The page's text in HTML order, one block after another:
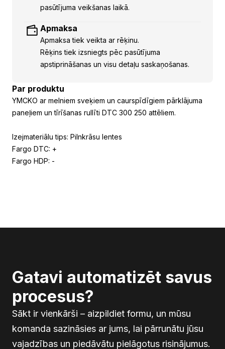
pasūtījuma veikšanas laikā.
Apmaksa
Apmaksa tiek veikta ar rēķinu.
Rēķins tiek izsniegts pēc pasūtījuma
apstiprināšanas un visu detaļu saskaņošanas.
Par produktu
YMCKO ar melniem sveķiem un caurspīdīgiem pārklājuma
paneļiem un tīrīšanas rullīti DTC 300 250 attēliem.
Izejmateriālu tips: Pilnkrāsu lentes
Fargo DTC: +
Fargo HDP: -
Gatavi automatizēt savus
procesus?
Sākt ir vienkārši – aizpildiet formu, un mūsu
komanda sazināsies ar jums, lai pārrunātu jūsu
vajadzības un piedāvātu pielāgotus risinājumus.